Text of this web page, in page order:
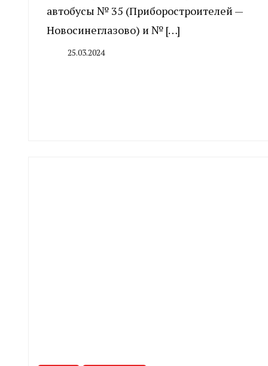
автобусы № 35 (Приборостроителей —
Новосинеглазово) и № […]
25.03.2024